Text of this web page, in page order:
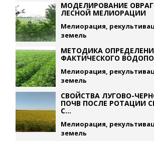
МОДЕЛИРОВАНИЕ
ЛЕСНОЙ МЕЛИОРАЦИИ
Мелиорация,
земель
МЕТОДИКА
ФАКТИЧЕСКОГО
Мелиорация,
земель
СВОЙСТВА ЛУГОВО-
ПОЧВ ПОСЛЕ РОТАЦИИ
С...
Мелиорация,
земель